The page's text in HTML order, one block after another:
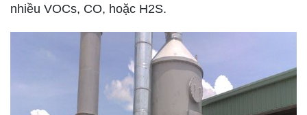
nhiều VOCs, CO, hoặc H2S.